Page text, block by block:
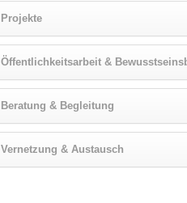
Projekte
Öffentlichkeitsarbeit &
Beratung & Begleitung
Vernetzung & Austausch